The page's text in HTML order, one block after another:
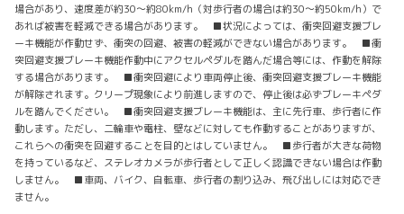
場合があり、速度差が約30～約80km/h（対歩行者の場合は約30～約50km/h）で
あれば被害を軽減できる場合があります。 ■状況によっては、衝突回避支援ブレ
ーキ機能が作動せず、衝突の回避、被害の軽減ができない場合があります。 ■衝
突回避支援ブレーキ機能作動中にアクセルペダルを踏んだ場合等には、作動を解除
する場合があります。 ■衝突回避により車両停止後、衝突回避支援ブレーキ機能
が解除されます。クリープ現象により前進しますので、停止後は必ずブレーキペダ
ルを踏んでください。 ■衝突回避支援ブレーキ機能は、主に先行車、歩行者に作
動します。ただし、二輪車や電柱、壁などに対しても作動することがありますが、
これらへの衝突を回避することを目的とはしていません。 ■歩行者が大きな荷物
を持っているなど、ステレオカメラが歩行者として正しく認識できない場合は作動
しません。 ■車両、バイク、自転車、歩行者の割り込み、飛び出しには対応でき
ません。